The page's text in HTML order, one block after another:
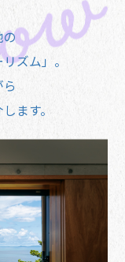
の
ズム」。
ます。